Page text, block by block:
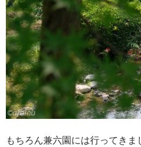
もちろん兼六園には行ってき